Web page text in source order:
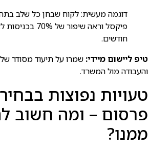
דוגמה מעשית: לקוח שבחן כל שלב
חודשים.
טיפ ליישום מיידי: שמרו על תיעוד מסודר
והעבודה מול המשרד.
טעויות נפוצות
פרסום – ומה חשוב
ממנו?